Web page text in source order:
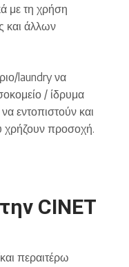
με τη χρήση
και άλλων
laundry να
/ ίδρυμα
εντοπιστούν και
χρήζουν προσοχή.
CINET
περαιτέρω